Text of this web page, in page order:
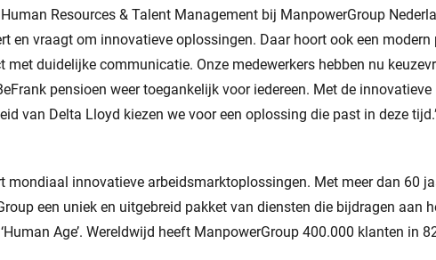
Resources & Talent Management bij ManpowerGroup
en vraagt om innovatieve oplossingen. Daar hoort ook een modern
met duidelijke communicatie. Onze medewerkers hebben nu
pensioen weer toegankelijk voor iedereen. Met de innovatieve
van Delta Lloyd kiezen we voor een oplossing die past in deze
mondiaal innovatieve arbeidsmarktoplossingen. Met meer dan 60
een uniek en uitgebreid pakket van diensten die bijdragen aan
Age’. Wereldwijd heeft ManpowerGroup 400.000 klanten in